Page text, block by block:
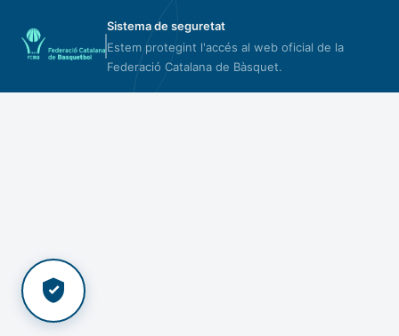
Sistema de seguretat
Estem protegint l'accés al web oficial de la
Federació Catalana de Bàsquet.